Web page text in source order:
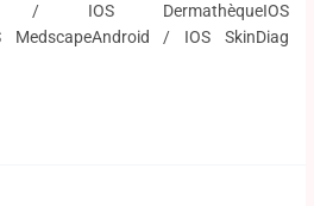
/ IOS DermathèqueIOS
MedscapeAndroid / IOS SkinDiag